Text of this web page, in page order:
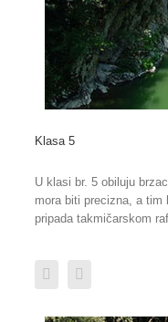
Klasa 5
U klasi br. 5 obiluju
mora biti precizna, a tim
pripada takmičarskom